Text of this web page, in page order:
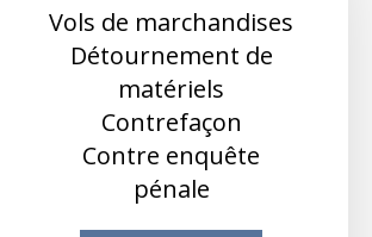
Vols de marchandises
Détournement de
matériels
Contrefaçon
Contre enquête
pénale